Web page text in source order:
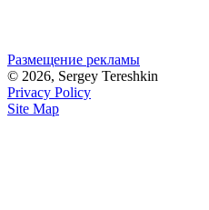
Размещение рекламы
© 2026, Sergey Tereshkin
Privacy Policy
Site Map